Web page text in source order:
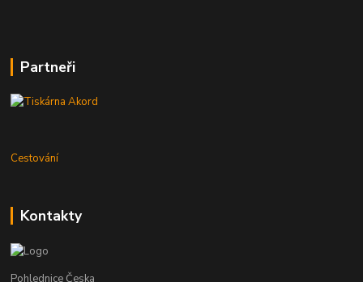
Partneři
Cestování
Kontakty
Pohlednice Česka